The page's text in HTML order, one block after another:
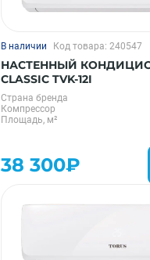
В наличии Код товара: 240547
НАСТЕННЫЙ
CLASSIC TVK-12I
Страна бренда
Компрессор
Площадь, м²
38 300₽